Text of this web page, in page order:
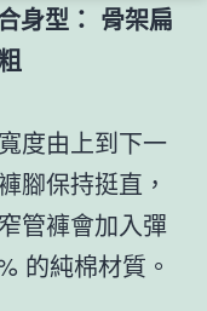
身型： 骨架扁
度由上到下一
腳保持挺直，
管褲會加入彈
的純棉材質。